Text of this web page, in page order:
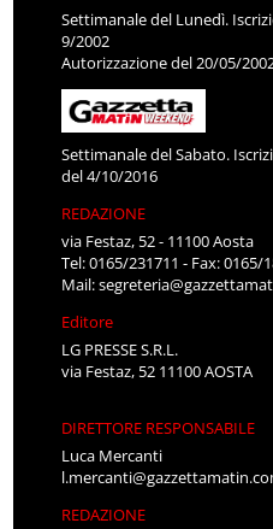
Settimanale del Lunedì.
9/2002
Autorizzazione del 20/05/
Settimanale del Sabato.
del 4/10/2016
REDAZIONE
via Festaz, 52 - 11100 Aosta
Tel: 0165/231711 - Fax: 0165/
Mail:
Editore
LG PRESSE S.R.L.
via Festaz, 52 11100 AOSTA
DIRETTORE RESPONSABILE
Luca Mercanti
REDAZIONE